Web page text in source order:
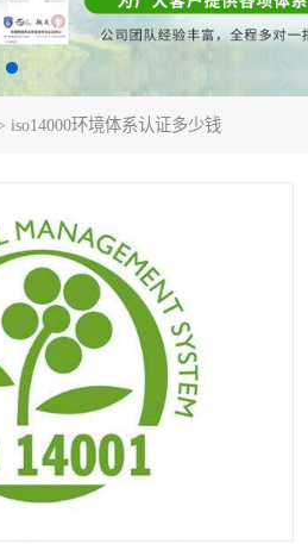
iso14000环境体系认证多少钱
CCC认证